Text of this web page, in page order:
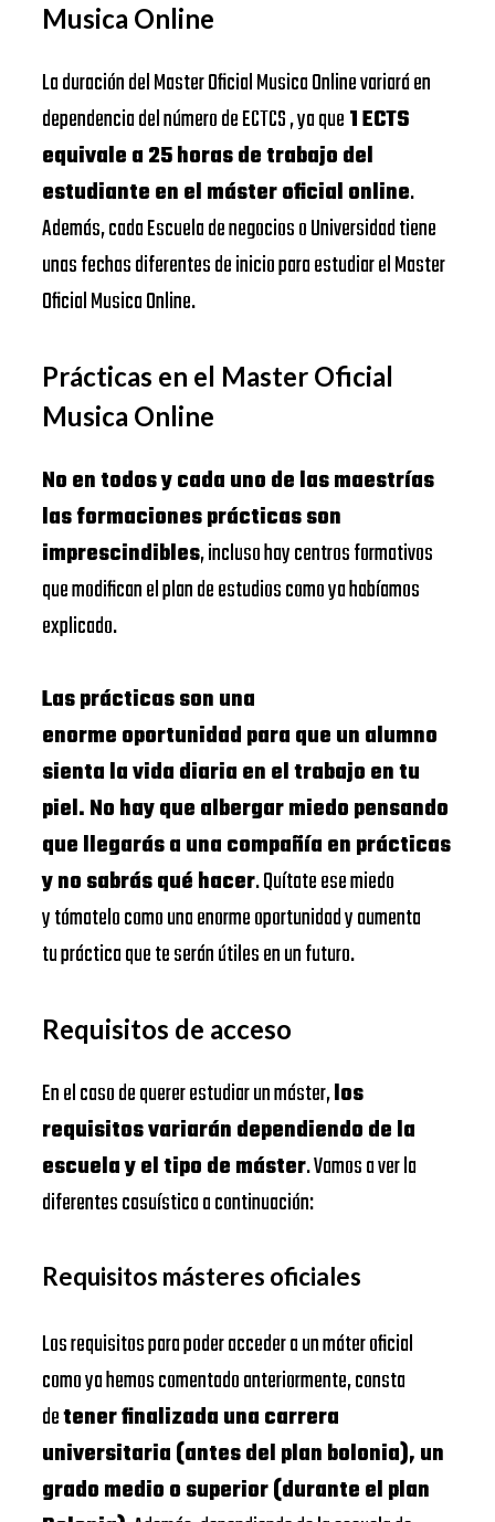
Musica Online
La duración del Master Oficial Musica Online variará en
dependencia del número de ECTCS , ya que1 ECTS
equivale a 25 horas de trabajo del
estudiante en el máster oficial online.
Además, cada Escuela de negocios o Universidad tiene
unas fechas diferentes de inicio para estudiar el Master
Oficial Musica Online.
Prácticas en el Master Oficial
Musica Online
No en todos y cada uno de las maestrías
las formaciones prácticas son
imprescindibles, incluso hay centros formativos
que modifican el plan de estudios como ya habíamos
explicado.
Las prácticas son una
enorme oportunidad para que un alumno
sienta la vida diaria en el trabajo en tu
piel. No hay que albergar miedo pensando
que llegarás a una compañía en prácticas
y no sabrás qué hacer. Quítate ese miedo
y tómatelo como una enorme oportunidad y aumenta
tu práctica que te serán útiles en un futuro.
Requisitos de acceso
En el caso de querer estudiar un máster,los
requisitos variarán dependiendo de la
escuela y el tipo de máster. Vamos a ver la
diferentes casuística a continuación:
Requisitos másteres oficiales
Los requisitos para poder acceder a un máter oficial
como ya hemos comentado anteriormente, consta
detener finalizada una carrera
universitaria (antes del plan bolonia), un
grado medio o superior (durante el plan